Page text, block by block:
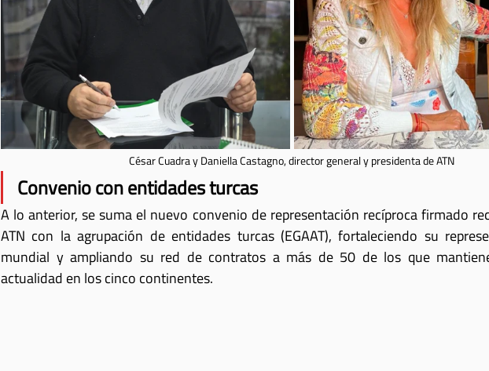
César Cuadra y Daniella Castagno, director general y presidenta de ATN
Convenio con entidades turcas
A lo anterior, se suma el nuevo convenio de representación recíproca firmado
ATN con la agrupación de entidades turcas (EGAAT), fortaleciendo su
mundial y ampliando su red de contratos a más de 50 de los que
actualidad en los cinco continentes.